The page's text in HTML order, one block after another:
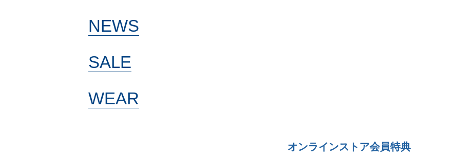
NEWS
SALE
WEAR
オンラインストア会員特典